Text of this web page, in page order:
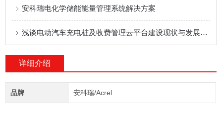
安科瑞电化学储能能量管理系统解决方案
浅谈电动汽车充电桩及收费管理云平台建设现状与发展问题
详细介绍
品牌 安科瑞/Acrel